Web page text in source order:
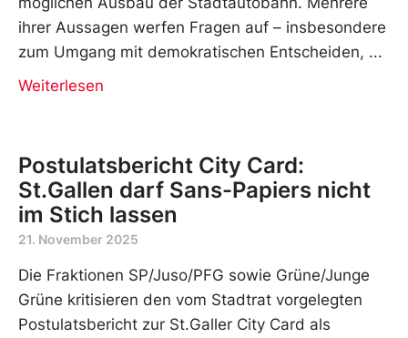
ihrer Aussagen werfen Fragen auf – insbesondere
zum Umgang mit demokratischen Entscheiden,
Weiterlesen
Postulatsbericht City Card:
St.Gallen darf Sans-Papiers nicht
im Stich lassen
21. November 2025
Die Fraktionen SP/Juso/PFG sowie Grüne/Junge
Grüne kritisieren den vom Stadtrat vorgelegten
Postulatsbericht zur St.Galler City Card als